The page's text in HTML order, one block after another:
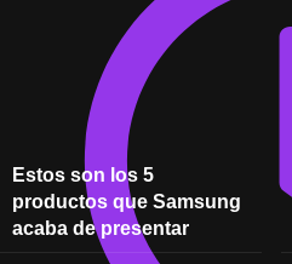
Estos son los 5
productos que Samsung
acaba de presentar